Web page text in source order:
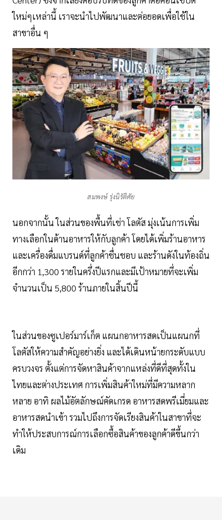
ใหม่ๆเหล่านี้ เราจะนำไปพัฒนาและต่อยอดเพื่อใช้ใน
สาขาอื่น ๆ
สมพงษ์ รุ่งนิรัติศัย
นอกจากนั้น ในส่วนของพื้นที่เช่า โลตัส มุ่งเน้นการเพิ่ม
ทางเลือกในด้านอาหารให้กับลูกค้า โดยได้เพิ่มร้านอาหาร
และเครื่องดื่มแบรนด์ที่ลูกค้าชื่นชอบ และร้านดังในท้องถิ่น
อีกกว่า 1,300 รายในครึ่งปีแรกและมีเป้าหมายที่จะเพิ่ม
จำนวนเป็น 5,800 ร้านภายในสิ้นปีนี้
ในส่วนของซูเปอร์มาร์เก็ต แผนกอาหารสดเป็นแผนกที่
โลตัสให้ความสำคัญอย่างยิ่ง และได้เดินหน้ายกระดับแบบ
ครบวงจร ตั้งแต่การจัดหาสินค้าจากแหล่งที่ดีที่สุดทั้งใน
ไทยและต่างประเทศ การเพิ่มสินค้าใหม่ที่มีความหลาก
หลาย อาทิ ผลไม้อัตลักษณ์คัดเกรด อาหารสดพรีเมี่ยมและ
อาหารสดนำเข้า รวมไปถึงการจัดเรียงสินค้าในสาขาที่จะ
ทำให้ประสบการณ์การเลือกซื้อสินค้าของลูกค้าดีขึ้นกว่า
เดิม